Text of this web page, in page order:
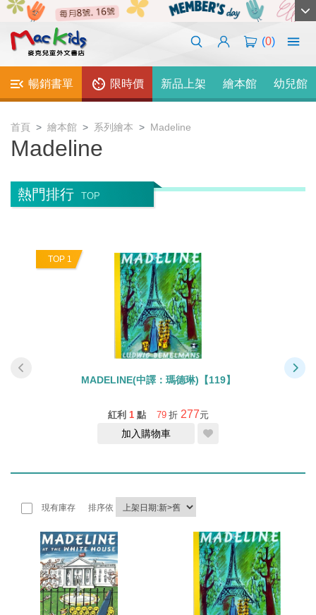
(0)
暢銷書單 限時價 新品上架 繪本館 幼兒館
首頁 繪本館 系列繪本 Madeline
Madeline
熱門排行 TOP
TOP 1
MADELINE(中譯：瑪德琳)【119】
紅利 1 點 79 折 277元
加入購物車
現有庫存 排序依